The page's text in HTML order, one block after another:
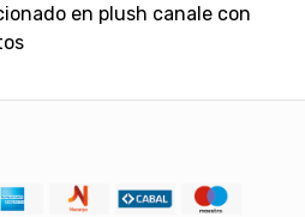
en plush canale con